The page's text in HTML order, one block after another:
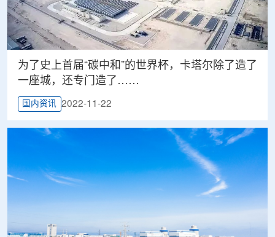
为了史上首届“碳中和”的世界杯，卡塔尔除了造了
一座城，还专门造了……
国内资讯 2022-11-22